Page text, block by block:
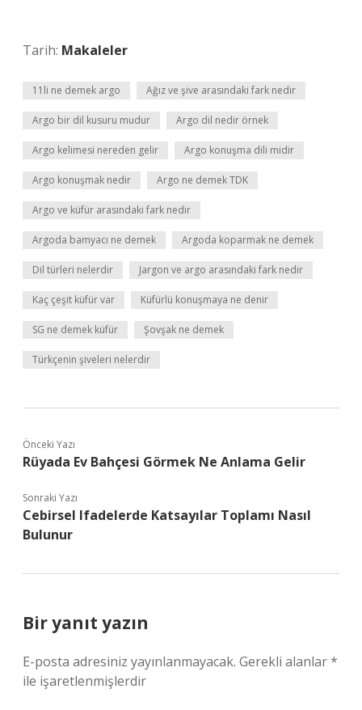
Tarih: Makaleler
11li ne demek argo Ağız ve şive arasındaki fark nedir
Argo bir dil kusuru mudur Argo dil nedir örnek
Argo kelimesi nereden gelir Argo konuşma dili midir
Argo konuşmak nedir Argo ne demek TDK
Argo ve küfür arasındaki fark nedir
Argoda bamyacı ne demek Argoda koparmak ne demek
Dil türleri nelerdir Jargon ve argo arasındaki fark nedir
Kaç çeşit küfür var Küfürlü konuşmaya ne denir
SG ne demek küfür Şovşak ne demek
Türkçenin şiveleri nelerdir
Önceki Yazı
Rüyada Ev Bahçesi Görmek Ne Anlama Gelir
Sonraki Yazı
Cebirsel Ifadelerde Katsayılar Toplamı Nasıl
Bulunur
Bir yanıt yazın
E-posta adresiniz yayınlanmayacak. Gerekli alanlar*
ile işaretlenmişlerdir